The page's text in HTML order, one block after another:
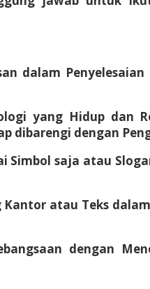
dalam
yang Hidup dan
dibarengi dengan
saja atau
atau Teks
dengan